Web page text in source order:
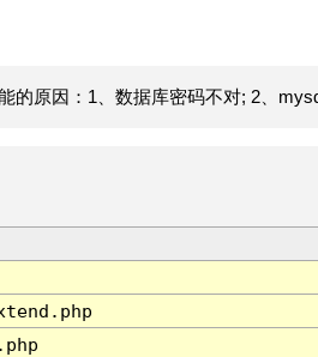
的原因：1、数据库密码不对; 2、